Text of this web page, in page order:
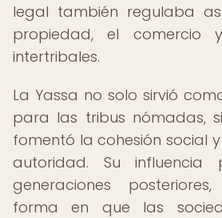
legal también regulaba
propiedad, el comercio
intertribales.
La Yassa no solo sirvió
para las tribus nómadas,
fomentó la cohesión social
autoridad. Su influencia
generaciones
forma en que las